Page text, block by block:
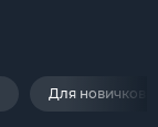
Для новичков